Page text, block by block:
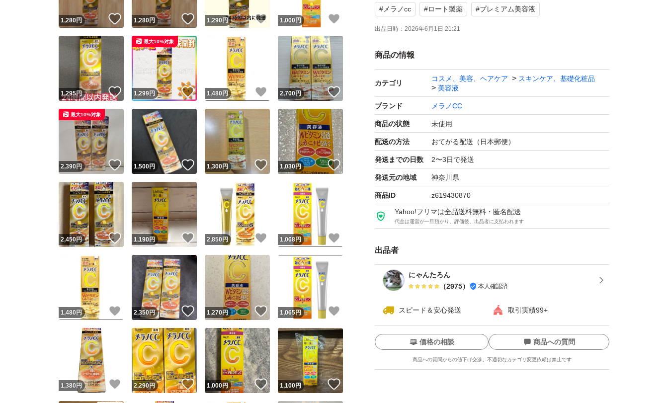
【有効成分】Wビタミン、3種のビタミンC誘導体
【商品の状態】未使用
# メラノcc #ロート製薬 #プレミアム美容液
出品日時： 2026年6月1日 21:21
商品の情報
カテゴリ
コスメ、美容、ヘアケア
スキンケア、基礎化粧品
美容液
ブランド メラノCC
商品の状態 未使用
配送の方法 おてがる配送（日本郵便）
発送までの日数 2〜3日で発送
発送元の地域 神奈川県
商品ID z619430870
Yahoo!フリマは全品送料無料・匿名配送
代金は運営が一旦預かり、評価後、出品者に支払われます
出品者
にゃんたろん
（2975） 本人確認済
スピード＆安心発送 取引実績99+
価格の相談 商品への質問
商品への質問からの値下げ交渉、不適切なカテゴリ変更依頼は禁止です
1,280円 いいね！
1,280円 いいね！
1,290 円 いいね！
1,000 円
1,295円 いいね！
1,299円 いいね！
最大10%対象
1,480 円 いいね！
2,700円
2,390円 いいね！
最大10%対象
1,500円 いいね！
1,300円 いいね！
1,030円 いいね！
2,450円 いいね！
1,190円 いいね！
2,850 円 いいね！
1,068円
1,480 円 いいね！
2,350円 いいね！
1,270円 いいね！
1,065円
1,380 円 いいね！
2,290円 いいね！
1,000円 いいね！
1,100円 いいね！